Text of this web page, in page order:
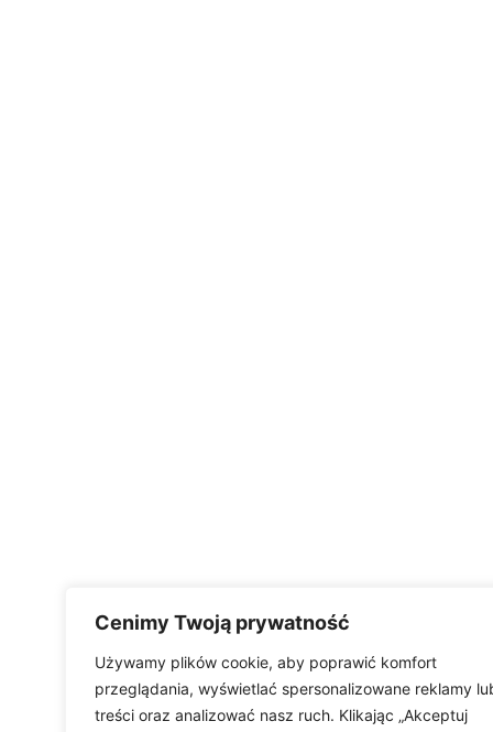
Cenimy Twoją prywatność
Używamy plików cookie, aby poprawić komfort
przeglądania, wyświetlać spersonalizowane reklamy
treści oraz analizować nasz ruch. Klikając „Akceptuj